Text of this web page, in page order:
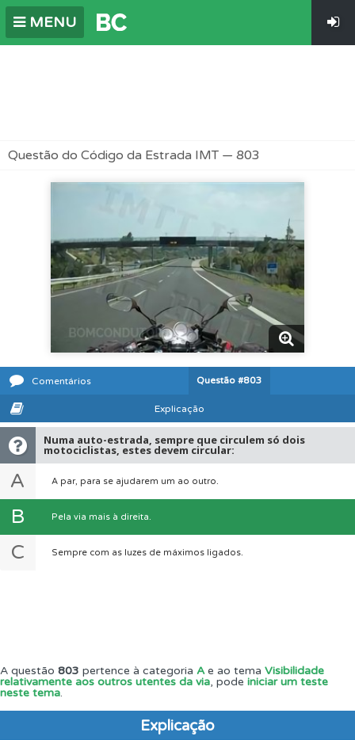
MENU
Questão do Código da Estrada IMT — 803
Comentários Questão #803
Explicação
Numa auto-estrada, sempre que circulem só dois
motociclistas, estes devem circular:
A A par, para se ajudarem um ao outro.
B Pela via mais à direita.
C Sempre com as luzes de máximos ligados.
A questão 803 pertence à categoria Ae ao tema Visibilidade
relativamente aos outros utentes da via, pode iniciar um teste
neste tema.
Explicação